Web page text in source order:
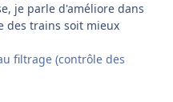
je parle d'améliore dans
des trains soit mieux
filtrage (contrôle des